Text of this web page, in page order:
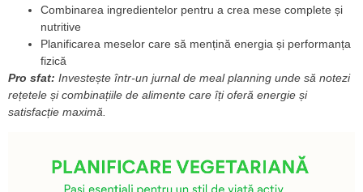
Combinarea ingredientelor pentru a crea mese complete și
nutritive
Planificarea meselor care să mențină energia și performanța
fizică
Pro sfat: Investește într-un jurnal de meal planning unde să notezi
rețetele și combinațiile de alimente care îți oferă energie și
satisfacție maximă.